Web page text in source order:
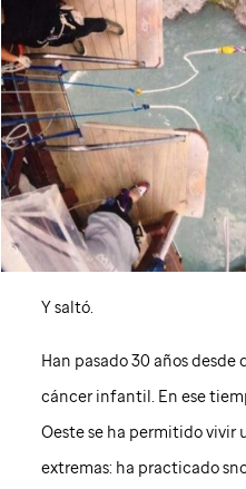
Y saltó.
Han pasado 30 años desde
cáncer infantil. En ese
Oeste se ha permitido vivir
extremas: ha practicado